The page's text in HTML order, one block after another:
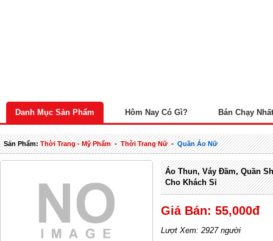
Danh Mục Sản Phẩm Hôm Nay Có Gì? Bán Chạy Nhất
Sản Phẩm:Thời Trang - Mỹ Phẩm-Thời Trang Nữ-Quần Áo Nữ
Áo Thun, Váy Đầm, Quần
Cho Khách Sỉ
Giá Bán: 55,000đ
Lượt Xem: 2927 người